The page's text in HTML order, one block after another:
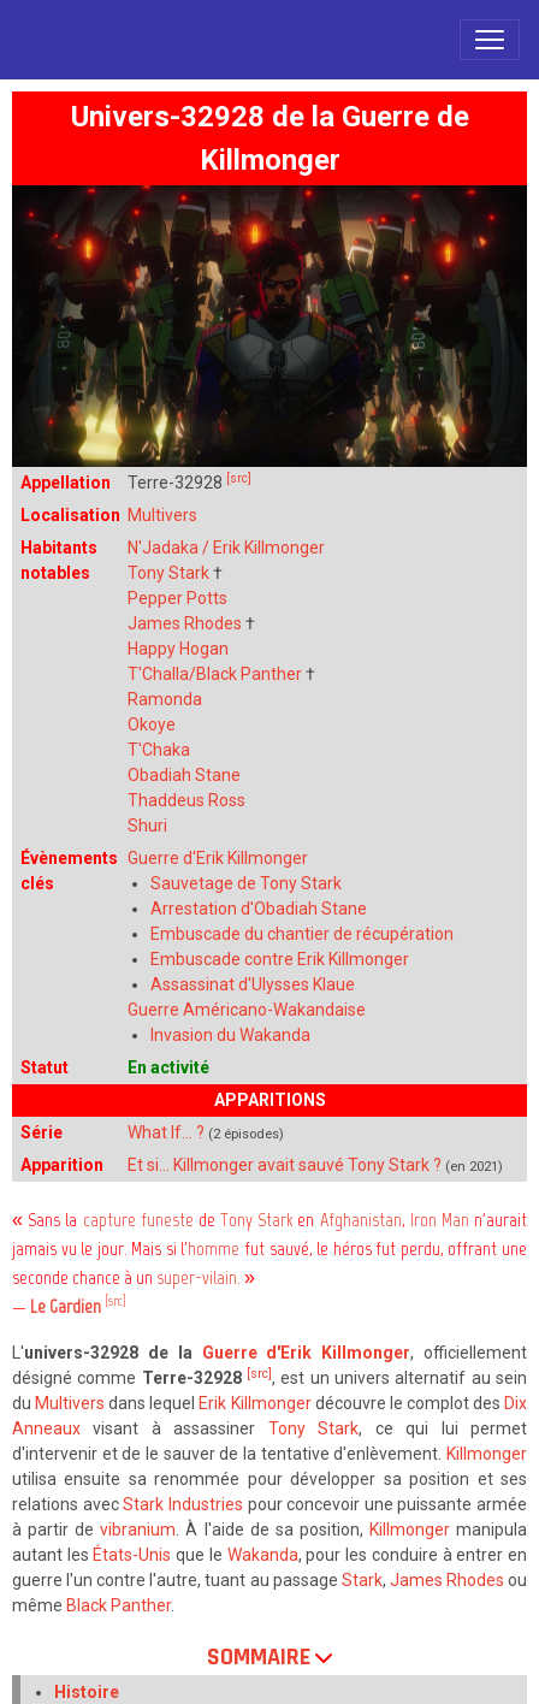
Univers-32928 de la Guerre de
Killmonger
Appellation Terre-32928 [src]
Localisation Multivers
Habitants
notables
N'Jadaka / Erik Killmonger
Tony Stark†
Pepper Potts
James Rhodes †
Happy Hogan
T'Challa/Black Panther†
Ramonda
Okoye
T'Chaka
Obadiah Stane
Thaddeus Ross
Shuri
Évènements
clés
Guerre d'Erik Killmonger
Sauvetage de Tony Stark
Arrestation d'Obadiah Stane
Embuscade du chantier de récupération
Embuscade contre Erik Killmonger
Assassinat d'Ulysses Klaue
Guerre Américano-Wakandaise
Invasion du Wakanda
Statut
En activité
APPARITIONS
Série
What If... ? (2 épisodes)
Apparition Et si… Killmonger avait sauvé Tony Stark ? (en 2021)
« Sans la capture funeste deTony Stark en Afghanistan, Iron Man n'aurait
jamais vu le jour. Mais si l'homme fut sauvé, le héros fut perdu, offrant une
seconde chance à un super-vilain. »
— Le Gardien [src]
L'univers-32928 de la Guerre d'Erik Killmonger, officiellement
désigné comme Terre-32928 [src], est un univers alternatif au sein
du Multivers dans lequel Erik Killmongerdécouvre le complot des Dix
Anneaux visant à assassiner Tony Stark, ce qui lui permet
d'intervenir et de le sauver de la tentative d'enlèvement. Killmonger
utilisa ensuite sa renommée pour développer sa position et ses
relations avecStark Industries pour concevoir une puissante armée
à partir devibranium . À l'aide de sa position, Killmongermanipula
autant les États-Unis que le Wakanda, pour les conduire à entrer en
guerre l'un contre l'autre, tuant au passage Stark, James Rhodes ou
même Black Panther.
SOMMAIRE
Histoire